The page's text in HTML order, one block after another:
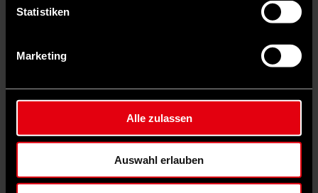
Statistiken
Marketing
Alle zulassen
Auswahl erlauben